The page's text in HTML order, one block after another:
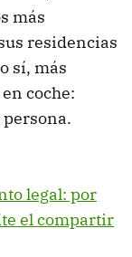
más
residencias
sí, más
coche:
legal: por
el compartir